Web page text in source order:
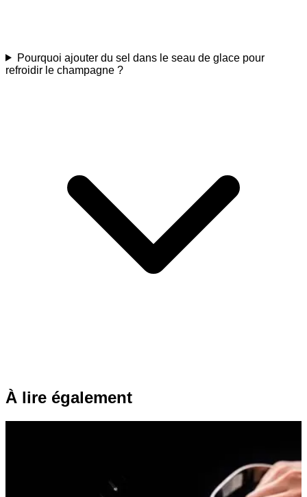
Pourquoi ajouter du sel dans le seau de glace pour
refroidir le champagne ?
À lire également